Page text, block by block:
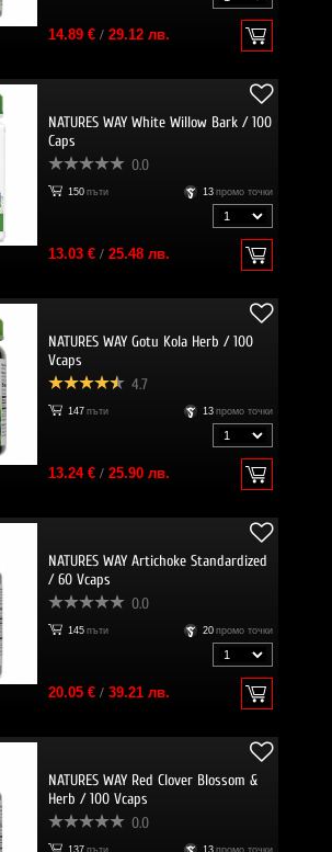
14.89 €/ 29.12 лв.
NATURES WAY White Willow Bark / 100
Caps
0.0
150 пъти 13 промо точки
13.03 €/ 25.48 лв.
NATURES WAY Gotu Kola Herb / 100
Vcaps
4.7
147 пъти 13 промо точки
13.24 €/ 25.90 лв.
NATURES WAY Artichoke Standardized
/ 60 Vcaps
0.0
145 пъти 20 промо точки
20.05 €/ 39.21 лв.
NATURES WAY Red Clover Blossom &
Herb / 100 Vcaps
0.0
137 пъти 13 промо точки